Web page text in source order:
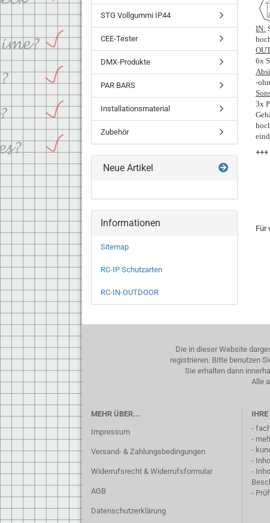
IN:
6x
-
3x
Für
STG Vollgummi IP44
CEE-Tester
DMX-Produkte
PAR BARS
Installationsmaterial
Zubehör
Neue Artikel
Informationen
Sitemap
RC-IP Schutzarten
RC-IN-OUTDOOR
Die in dieser Website
registrieren. Bitte benutzen
Sie erhalten dann
Alle
MEHR ÜBER...
Impressum
Versand- & Zahlungsbedingungen
Widerrufsrecht & Widerrufsformular
AGB
Datenschutzerklärung
-
-
-
-
-
-